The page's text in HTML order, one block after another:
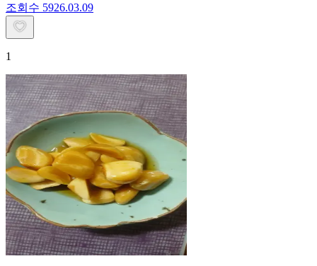
조회수 5926.03.09
1